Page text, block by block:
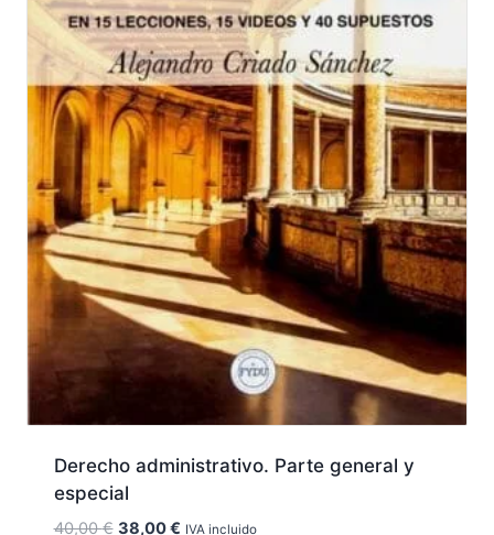
Derecho administrativo. Parte general y
especial
40,00€ El
38,00€ElIVA incluido